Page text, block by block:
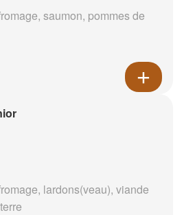
saumon, pommes de
lardons(veau), viande